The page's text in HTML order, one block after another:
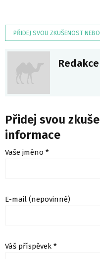
PŘIDEJ SVOU ZKUŠENOST
Redakce
Přidej svou
informace
Vaše jméno *
E-mail (nepovinné)
Váš příspěvek *